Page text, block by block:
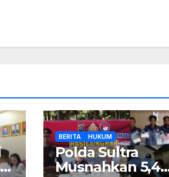
BERITA HUKUM
Polda Sultra
Musnahkan 5,4